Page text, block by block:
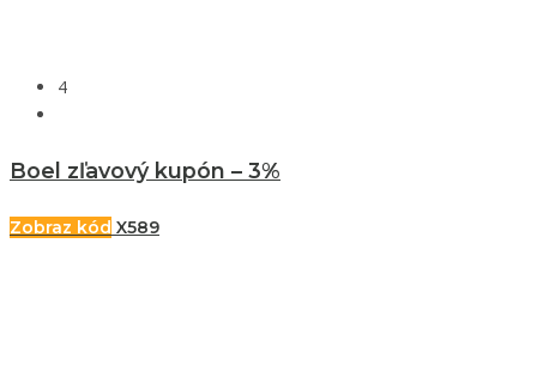
4
Boel zľavový kupón – 3%
Zobraz kód X589